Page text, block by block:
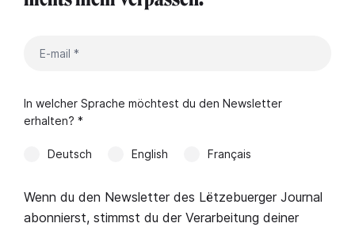
In welcher Sprache möchtest du den Newsletter
erhalten? *
Deutsch English Français
Wenn du den Newsletter des Lëtzebuerger Journal
abonnierst, stimmst du der Verarbeitung deiner